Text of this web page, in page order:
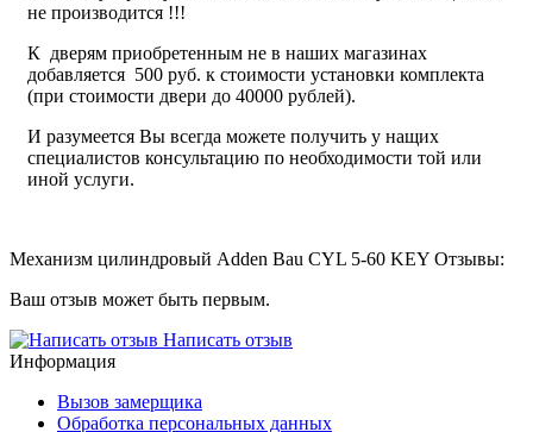
не производится !!!
К дверям приобретенным не в наших магазинах
добавляется 500 руб. к стоимости установки комплекта
(при стоимости двери до 40000 рублей).
И разумеется Вы всегда можете получить у нащих
специалистов консультацию по необходимости той или
иной услуги.
Механизм цилиндровый Adden Bau CYL 5-60 KEY Отзывы:
Ваш отзыв может быть первым.
Написать отзыв
Информация
Вызов замерщика
Обработка персональных данных